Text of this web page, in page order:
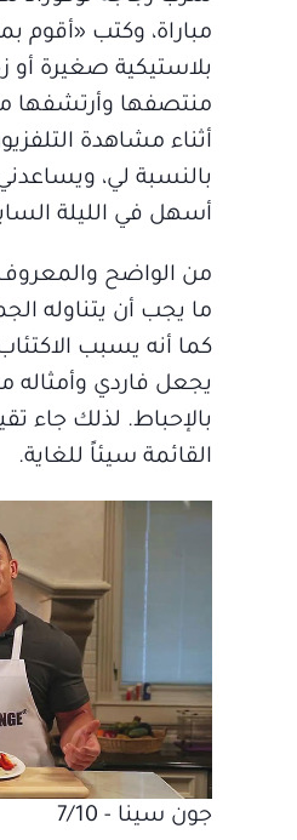
مباراة، وكتب «أقوم
بلاستيكية صغيرة أو
منتصفها وأرتشفها
أثناء مشاهدة
بالنسبة لي،
أسهل في الليلة
من الواضح
ما يجب أن يتناوله
كما أنه يسبب
يجعل فاردي وأمثاله
بالإحباط. لذلك جاء
القائمة سيئاً للغاية.
جون سينا - 7/10